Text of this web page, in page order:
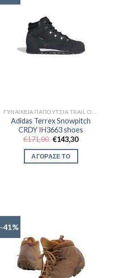
Adidas Terrex Snowpitch
CRDY IH3663 shoes
€171,00 Original
was:
€171,00.
€143,30Η
ΑΓΟΡΑΣΕ ΤΟ
-41%